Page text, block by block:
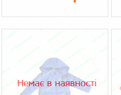
Немає в наявності